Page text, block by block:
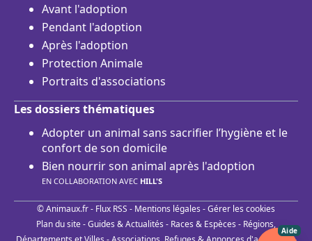
Avant l'adoption
Pendant l'adoption
Après l'adoption
Protection Animale
Portraits d'associations
Les dossiers thématiques
Adopter un animal sans sacrifier l’hygiène et le
confort de son domicile
Bien nourrir son animal après l'adoption
EN COLLABORATION AVEC HILL'S
© Animaux.fr - Flux RSS - Mentions légales -Gérer les cookies
Plan du site-Guides & Actualités - Races & Espèces - Régions,
Aide